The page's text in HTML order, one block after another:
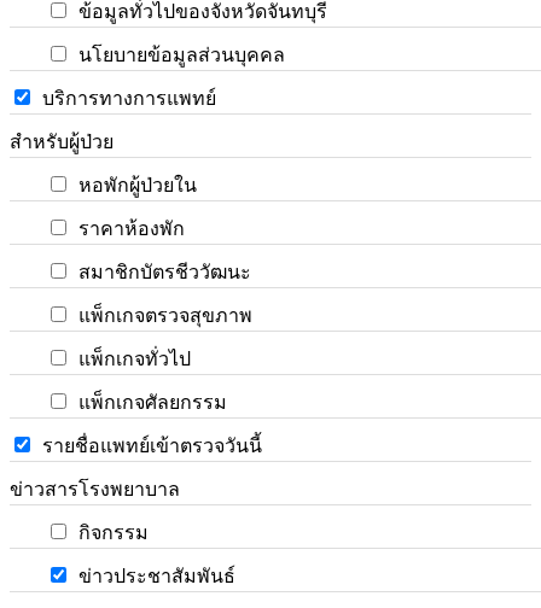
ข้อมูลทั่วไปของจังหวัดจันทบุรี
นโยบายข้อมูลส่วนบุคคล
บริการทางการแพทย์
สำหรับผู้ป่วย
หอพักผู้ป่วยใน
ราคาห้องพัก
สมาชิกบัตรชีววัฒนะ
แพ็กเกจตรวจสุขภาพ
แพ็กเกจทั่วไป
แพ็กเกจศัลยกรรม
รายชื่อแพทย์เข้าตรวจวันนี้
ข่าวสารโรงพยาบาล
กิจกรรม
ข่าวประชาสัมพันธ์